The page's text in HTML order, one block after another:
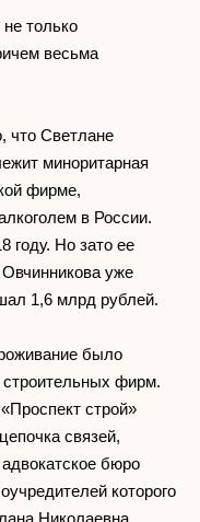
только
весьма
что Светлане
миноритарная
фирме,
в России.
году. Но зато ее
Овчинникова уже
1,6 млрд рублей.
было
строительных фирм.
строй»
связей,
бюро
которого
Николаевна